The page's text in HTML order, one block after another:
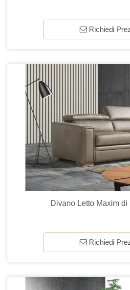
Richiedi
Divano Letto Maxim
Richiedi